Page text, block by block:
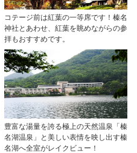
コテージ前は紅葉の一等席です！榛名
神社とあわせ、紅葉を眺めながらの参
拝もおすすめです。
豊富な湯量を誇る極上の天然温泉「榛
名湖温泉」と美しい表情を映し出す榛
名湖へ全室がレイクビュー！